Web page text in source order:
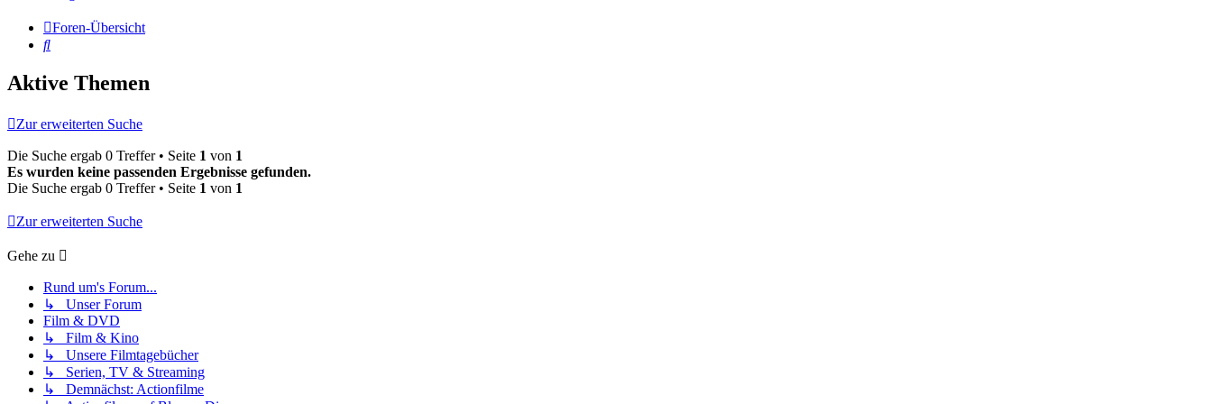
Foren-Übersicht
Suche
Aktive Themen
Zur erweiterten Suche
Die Suche ergab 0 Treffer • Seite 1 von 1
Es wurden keine passenden Ergebnisse gefunden.
Die Suche ergab 0 Treffer • Seite 1 von 1
Zur erweiterten Suche
Gehe zu
Rund um's Forum...
↳ Unser Forum
Film & DVD
↳ Film & Kino
↳ Unsere Filmtagebücher
↳ Serien, TV & Streaming
↳ Demnächst: Actionfilme